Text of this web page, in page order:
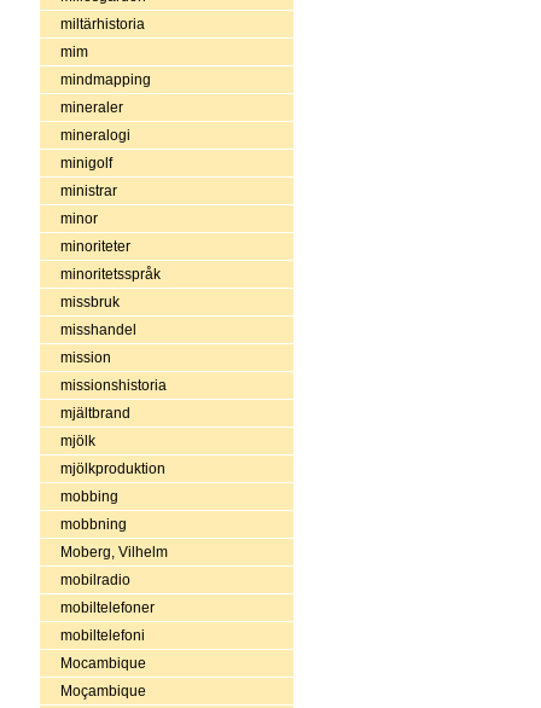
miltärhistoria
mim
mindmapping
mineraler
mineralogi
minigolf
ministrar
minor
minoriteter
minoritetsspråk
missbruk
misshandel
mission
missionshistoria
mjältbrand
mjölk
mjölkproduktion
mobbing
mobbning
Moberg, Vilhelm
mobilradio
mobiltelefoner
mobiltelefoni
Mocambique
Moçambique